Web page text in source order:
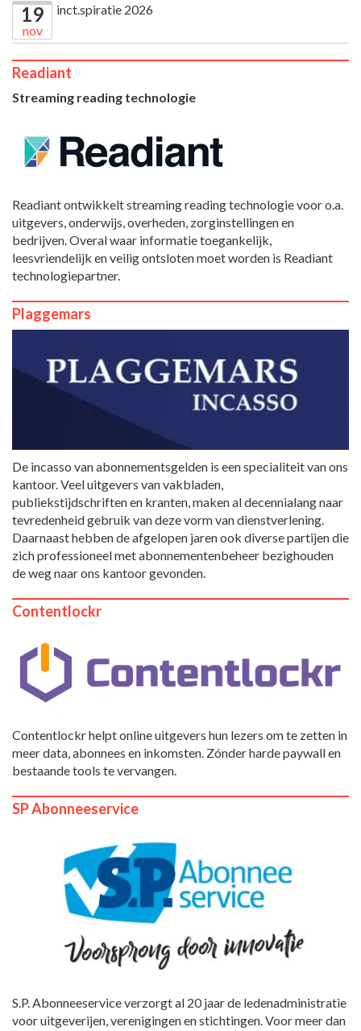
19
nov
inct.spiratie 2026
Readiant
Streaming reading technologie
Readiant ontwikkelt streaming reading technologie voor o.a.
uitgevers, onderwijs, overheden, zorginstellingen en
bedrijven. Overal waar informatie toegankelijk,
leesvriendelijk en veilig ontsloten moet worden is Readiant
technologiepartner.
Plaggemars
De incasso van abonnementsgelden is een specialiteit van ons
kantoor. Veel uitgevers van vakbladen,
publiekstijdschriften en kranten, maken al decennialang naar
tevredenheid gebruik van deze vorm van dienstverlening.
Daarnaast hebben de afgelopen jaren ook diverse partijen die
zich professioneel met abonnementenbeheer bezighouden
de weg naar ons kantoor gevonden.
Contentlockr
Contentlockr helpt online uitgevers hun lezers om te zetten in
meer data, abonnees en inkomsten. Zónder harde paywall en
bestaande tools te vervangen.
SP Abonneeservice
S.P. Abonneeservice verzorgt al 20 jaar de ledenadministratie
voor uitgeverijen, verenigingen en stichtingen. Voor meer dan